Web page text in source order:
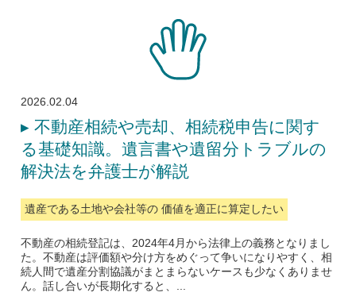
2026.02.04
▸不動産相続や売却、相続税申告に関す
る基礎知識。遺言書や遺留分トラブルの
解決法を弁護士が解説
遺産である土地や会社等の 価値を適正に算定したい
不動産の相続登記は、2024年4月から法律上の義務となりまし
た。不動産は評価額や分け方をめぐって争いになりやすく、相
続人間で遺産分割協議がまとまらないケースも少なくありませ
ん。話し合いが長期化すると、...